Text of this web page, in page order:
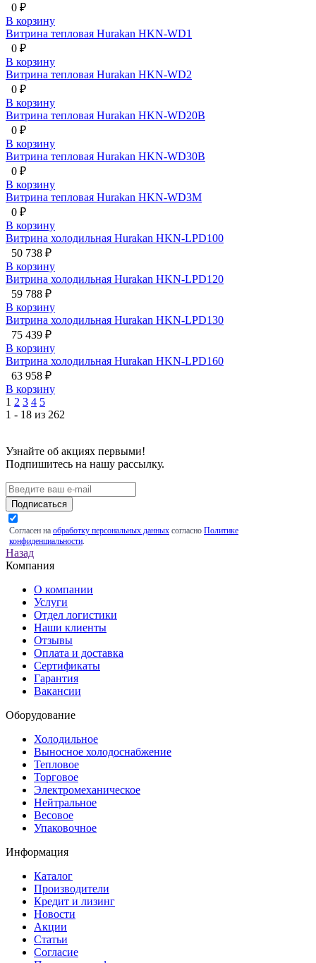
0 ₽
В корзину
Витрина тепловая Hurakan HKN-WD1
0 ₽
В корзину
Витрина тепловая Hurakan HKN-WD2
0 ₽
В корзину
Витрина тепловая Hurakan HKN-WD20B
0 ₽
В корзину
Витрина тепловая Hurakan HKN-WD30B
0 ₽
В корзину
Витрина тепловая Hurakan HKN-WD3M
0 ₽
В корзину
Витрина холодильная Hurakan HKN-LPD100
50 738 ₽
В корзину
Витрина холодильная Hurakan HKN-LPD120
59 788 ₽
В корзину
Витрина холодильная Hurakan HKN-LPD130
75 439 ₽
В корзину
Витрина холодильная Hurakan HKN-LPD160
63 958 ₽
В корзину
1 2 3 4 5
1 - 18 из 262
Узнайте об акциях первыми!
Подпишитесь на нашу рассылку.
Подписаться
Согласен на обработку персональных данных согласно Политике
конфиденциальности
Назад
Компания
О компании
Услуги
Отдел логистики
Наши клиенты
Отзывы
Оплата и доставка
Сертификаты
Гарантия
Вакансии
Оборудование
Холодильное
Выносное холодоснабжение
Тепловое
Торговое
Электромеханическое
Нейтральное
Весовое
Упаковочное
Информация
Каталог
Производители
Кредит и лизинг
Новости
Акции
Статьи
Согласие